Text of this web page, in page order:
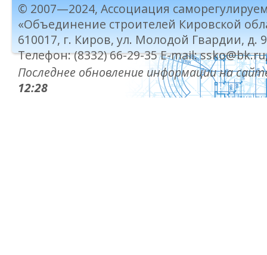
© 2007—2024, Ассоциация
«Объединение строителей Кировской
610017, г. Киров, ул. Молодой Гвардии, д.
Телефон: (8332) 66-29-35 E-mail:
Последнее обновление информации на
12:28